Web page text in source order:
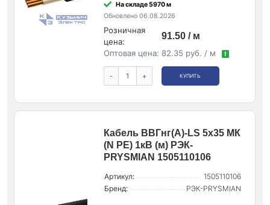
На складе 5970 м
Обновлено 06.08.2026
Розничная
цена:
91.50 / м
Оптовая цена: 82.35 руб. / м !
- + КУПИТЬ
Кабель ВВГнг(А)-LS 5х35 МК
(N PE) 1кВ (м) РЭК-
PRYSMIAN 1505110106
Артикул:
1505110106
Бренд:
РЭК-PRYSMIAN